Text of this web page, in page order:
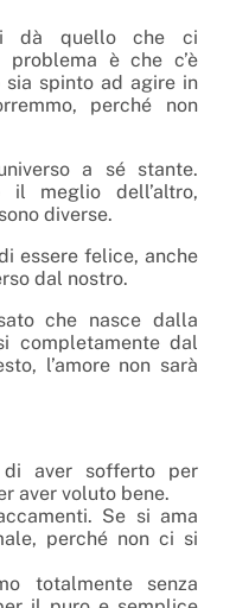
dà quello che ci
è che c’è
sia spinto ad agire in
perché non
a sé stante.
il meglio dell’altro,
diverse.
essere felice, anche
dal nostro.
che nasce dalla
completamente dal
l’amore non sarà
di aver sofferto per
aver voluto bene.
Se si ama
perché non ci si
totalmente senza